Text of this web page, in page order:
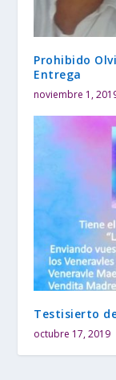
Prohibido
Entrega
noviembre 1,
Testisierto de
octubre 17, 2019